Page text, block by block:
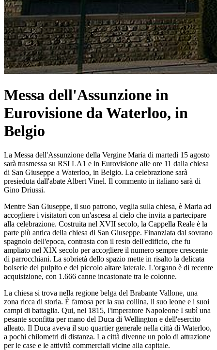
Messa dell'Assunzione in
Eurovisione da Waterloo, in
Belgio
La Messa dell'Assunzione della Vergine Maria di martedì 15 agosto
sarà trasmessa su RSI LA1 e in Eurovisione alle ore 11 dalla chiesa
di San Giuseppe a Waterloo, in Belgio. La celebrazione sarà
presieduta dall'abate Albert Vinel. Il commento in italiano sarà di
Gino Driussi.
Mentre San Giuseppe, il suo patrono, veglia sulla chiesa, è Maria ad
accogliere i visitatori con un'ascesa al cielo che invita a partecipare
alla celebrazione. Costruita nel XVII secolo, la Cappella Reale è la
parte più antica della chiesa di San Giuseppe. Finanziata dal sovrano
spagnolo dell'epoca, contrasta con il resto dell'edificio, che fu
ampliato nel XIX secolo per accogliere il numero sempre crescente
di parrocchiani. La sobrietà dello spazio mette in risalto la delicata
boiserie del pulpito e del piccolo altare laterale. L'organo è di recente
acquisizione, con 1.666 canne incastonate tra le colonne.
La chiesa si trova nella regione belga del Brabante Vallone, una
zona ricca di storia. È famosa per la sua collina, il suo leone e i suoi
campi di battaglia. Qui, nel 1815, l'imperatore Napoleone I subì una
pesante sconfitta per mano del Duca di Wellington e dell'esercito
alleato. Il Duca aveva il suo quartier generale nella città di Waterloo,
a pochi chilometri di distanza. La città divenne un polo di attrazione
per le case e le attività commerciali vicine alla capitale.